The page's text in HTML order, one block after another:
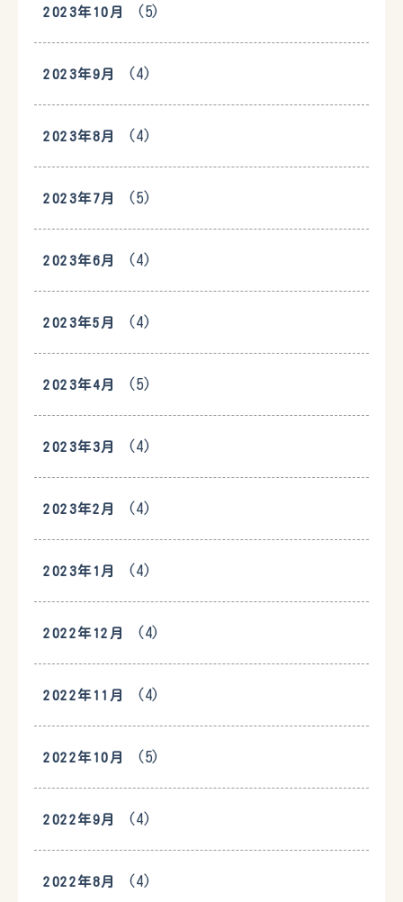
2023年10月 (5)
2023年9月 (4)
2023年8月 (4)
2023年7月 (5)
2023年6月 (4)
2023年5月 (4)
2023年4月 (5)
2023年3月 (4)
2023年2月 (4)
2023年1月 (4)
2022年12月 (4)
2022年11月 (4)
2022年10月 (5)
2022年9月 (4)
2022年8月 (4)